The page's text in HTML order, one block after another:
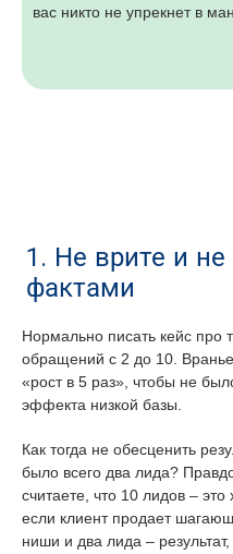
вас никто не упрекнет в
1. Не врите и
фактами
Нормально писать кейс про
обращений с 2 до 10.
«рост в 5 раз», чтобы не
эффекта низкой базы.
Как тогда не обесценить
было всего два лида?
считаете, что 10 лидов –
если клиент продает
ниши и два лида –